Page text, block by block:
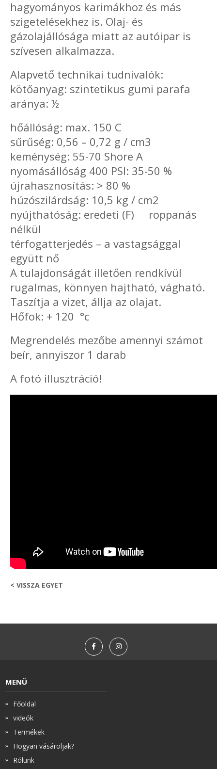
hagyományos karimákhoz és más
szigetelésekhez is. Olaj- és
gázolajállósága miatt az autóipar is
szívesen alkalmazza.
Alapvető technikai tudnivalók:
kötőanyag: szintetikus gumi parafa
aránya: ½
hőállóság: max. 150 C
sűrűség: 0,56 – 0,72 g / cm3
keménység: 55-70 Shore A
nyomásállóság 400 PSI: 35-50 %
újrahasznosítás: > 80 %
húzószilárdság: 10,5 kg / cm2
nyújthatóság: eredeti (F) roppanás
nélkül
térfogatterjedés – a vastagsággal
együtt nő
A tulajdonságát illetően rendkívül
rugalmas, könnyen hajtható, vágható.
Taszítja a vizet, állja az olajat.
Hőfok: + 120 °c
Megrendelés mezőbe amennyi számot
beír, annyiszor 1 darab
A fotó illusztráció!
< VISSZA EGYET
MENÜ
Főoldal
videók
Termékek
Hogyan vásároljak?
Rólunk